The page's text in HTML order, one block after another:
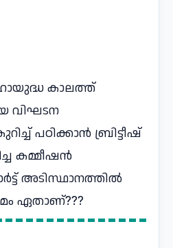
കാലത്ത്
വിഘടന
പഠിക്കാൻ ബ്രിട്ടീഷ്
കമ്മീഷൻ
അടിസ്ഥാനത്തിൽ
ഏതാണ്???